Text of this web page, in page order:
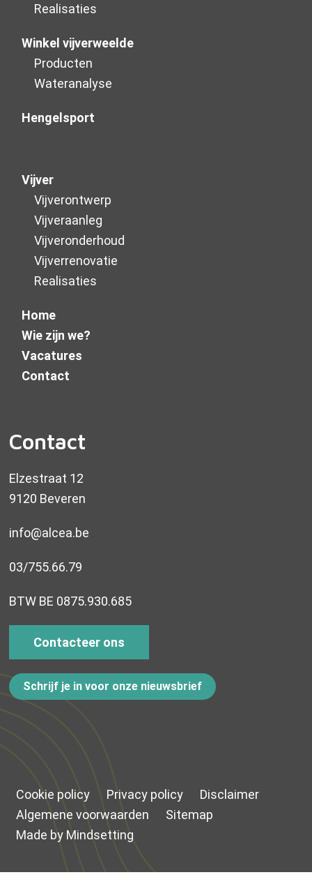
Realisaties
Winkel vijverweelde
Producten
Wateranalyse
Hengelsport
Vijver
Vijverontwerp
Vijveraanleg
Vijver­onderhoud
Vijverrenovatie
Realisaties
Home
Wie zijn we?
Vacatures
Contact
Contact
Elzestraat 12
9120 Beveren
info@alcea.be
03/755.66.79
BTW BE 0875.930.685
Contacteer ons
Schrijf je in voor onze nieuwsbrief
Cookie policy Privacy policy
Disclaimer
Algemene voorwaarden
Sitemap
Made by Mindsetting